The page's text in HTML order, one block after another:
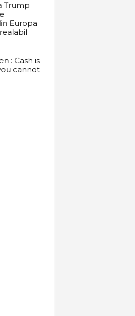
Trump
Europa
: Cash is
cannot